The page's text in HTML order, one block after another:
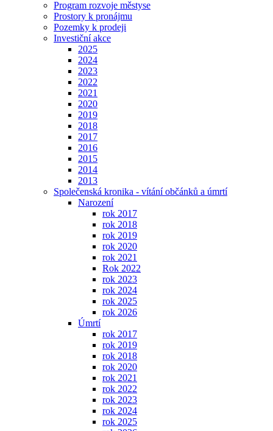
Program rozvoje městyse
Prostory k pronájmu
Pozemky k prodeji
Investiční akce
2025
2024
2023
2022
2021
2020
2019
2018
2017
2016
2015
2014
2013
Společenská kronika - vítání občánků a úmrtí
Narození
rok 2017
rok 2018
rok 2019
rok 2020
rok 2021
Rok 2022
rok 2023
rok 2024
rok 2025
rok 2026
Úmrtí
rok 2017
rok 2019
rok 2018
rok 2020
rok 2021
rok 2022
rok 2023
rok 2024
rok 2025